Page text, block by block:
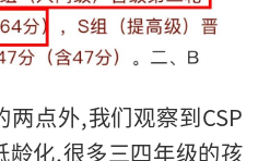
两点外,我们观察到CSP
龄化,很多三四年级的孩